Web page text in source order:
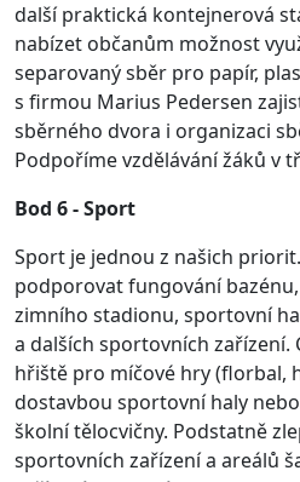
další praktická kontejnerová
nabízet občanům možnost
separovaný sběr pro papír,
s firmou Marius Pedersen
sběrného dvora i organizaci
Podpoříme vzdělávání žáků v
Bod 6 - Sport
Sport je jednou z našich
podporovat fungování
zimního stadionu, sportovní
a dalších sportovních zařízení.
hřiště pro míčové hry (florbal,
dostavbou sportovní haly
školní tělocvičny. Podstatně
sportovních zařízení a areálů